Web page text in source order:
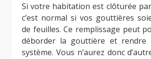
Si votre habitation est clôturée
c’est normal si vos gouttières
de feuilles. Ce remplissage peut
déborder la gouttière et rendre
système. Vous n’aurez donc